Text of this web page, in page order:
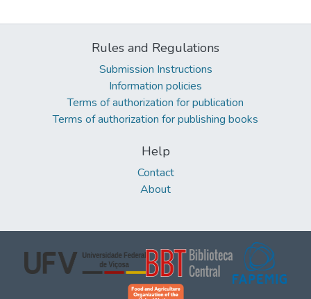
Rules and Regulations
Submission Instructions
Information policies
Terms of authorization for publication
Terms of authorization for publishing books
Help
Contact
About